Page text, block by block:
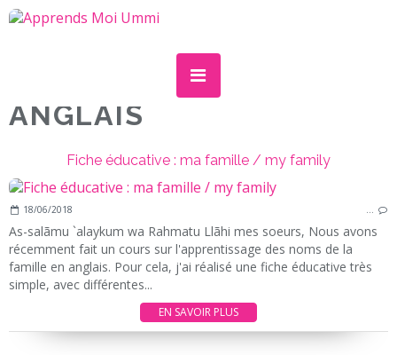
ANGLAIS
Fiche éducative : ma famille / my family
18/06/2018 …
As-salãmu `alaykum wa Rahmatu Llãhi mes soeurs, Nous avons
récemment fait un cours sur l'apprentissage des noms de la
famille en anglais. Pour cela, j'ai réalisé une fiche éducative très
simple, avec différentes...
EN SAVOIR PLUS